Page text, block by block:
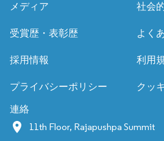
メディア 社会
受賞歴・表彰歴 よく
採用情報 利用
プライバシーポリシー クッ
連絡
11th Floor, Rajapushpa Summit